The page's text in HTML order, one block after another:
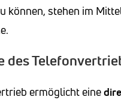
können, stehen im
des
ermöglicht eine